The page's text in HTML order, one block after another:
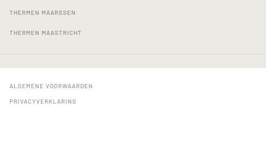
THERMEN MAARSSEN
THERMEN MAASTRICHT
ALGEMENE VOORWAARDEN
PRIVACYVERKLARING